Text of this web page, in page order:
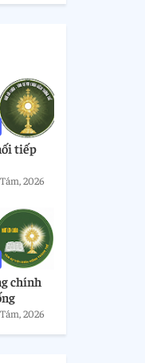
tiếp
2026
chính
2026